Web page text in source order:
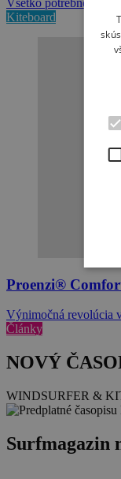
Kiteboard
Proenzi®
Výnimočná revolúcia
Články
NOVÝ
WINDSURFER &
Surfmagazin